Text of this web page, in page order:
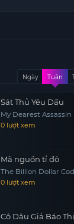
Ngày Tuần
Sát Thủ Yêu Dấu
My Dearest Assassin
0 lượt xem
Mã nguồn tỉ đô
The Billion Dollar
0 lượt xem
Cô Dâu Giả Báo